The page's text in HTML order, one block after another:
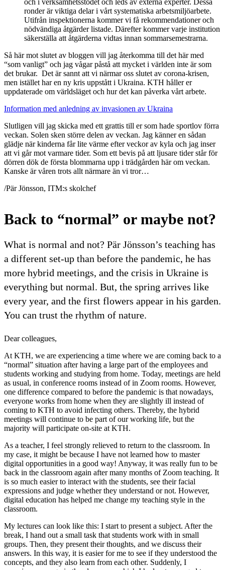
ronder är viktiga delar i vårt systematiska arbetsmiljöarbete.
Utifrån inspektionerna kommer vi få rekommendationer och
nödvändiga åtgärder listade. Därefter kommer varje institution
säkerställa att åtgärderna vidtas innan sommarsemestrarna.
Så här mot slutet av bloggen vill jag återkomma till det här med
“som vanligt” och jag vågar påstå att mycket i världen inte är som
det brukar. Det är sannt att vi närmar oss slutet av corona-krisen,
men istället har en ny kris uppstått i Ukraina. KTH håller er
uppdaterade om världsläget och hur det kan påverka vårt arbete.
Information med anledning av invasionen av Ukraina
Slutligen vill jag skicka med ett grattis till er som hade sportlov förra
veckan. Solen sken större delen av veckan. Jag känner en sådan
glädje när kinderna får lite värme efter veckor av kyla och jag inser
att vi går mot varmare tider. Som ett bevis på att ljusare tider står för
dörren dök de första blommarna upp i trädgården här om veckan.
Kanske är våren trots allt närmare än vi tror…
/Pär Jönsson, ITM:s skolchef
Back to “normal” or maybe not?
What is normal and not? Pär Jönsson’s teaching has
a different set-up than before the pandemic, he has
more hybrid meetings, and the crisis in Ukraine is
everything but normal. But, the spring arrives like
every year, and the first flowers appear in his garden.
You can trust the rhythm of nature.
Dear colleagues,
At KTH, we are experiencing a time where we are coming back to a
“normal” situation after having a large part of the employees and
students working and studying from home. Today, meetings are held
as usual, in conference rooms instead of in Zoom rooms. However,
one difference compared to before the pandemic is that nowadays,
everyone works from home when they are slightly ill instead of
coming to KTH to avoid infecting others. Thereby, the hybrid
meetings will continue to be part of our working life, but the
majority will participate on-site at KTH.
As a teacher, I feel strongly relieved to return to the classroom. In
my case, it might be because I have not learned how to master
digital opportunities in a good way! Anyway, it was really fun to be
back in the classroom again after many months of Zoom teaching. It
is so much easier to interact with the students, see their facial
expressions and judge whether they understand or not. However,
digital education has helped me change my teaching style in the
classroom.
My lectures can look like this: I start to present a subject. After the
break, I hand out a small task that students work with in small
groups. Then, they present their thoughts, and we discuss their
answers. In this way, it is easier for me to see if they understood the
concepts, and they also learn from each other. Suddenly, I